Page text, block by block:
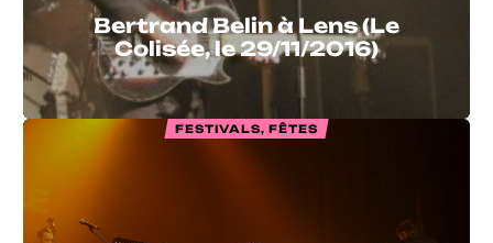
Bertrand Belin à Lens (Le
Colisée, le 29/11/2016)
FESTIVALS, FÊTES